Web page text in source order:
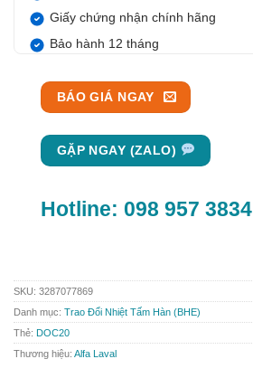
Giấy chứng nhận chính hãng
Bảo hành 12 tháng
BÁO GIÁ NGAY
GẶP NGAY (ZALO)
Hotline: 098 957 3834
SKU: 3287077869
Danh mục: Trao Đổi Nhiệt Tấm Hàn (BHE)
Thẻ: DOC20
Thương hiệu: Alfa Laval